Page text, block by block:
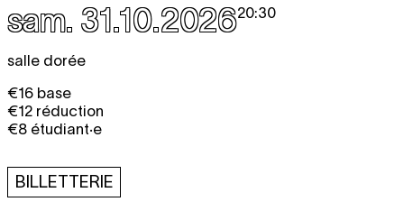
sam. 31.10.202620:30
salle dorée
€16 base
€12 réduction
€8 étudiant·e
BILLETTERIE